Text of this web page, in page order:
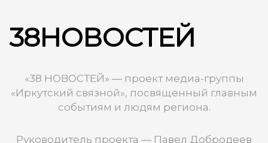
38НОВОСТЕЙ
«38 НОВОСТЕЙ» — проект медиа-группы
«Иркутский связной», посвященный главным
событиям и людям региона.
Руководитель проекта — Павел Добродеев